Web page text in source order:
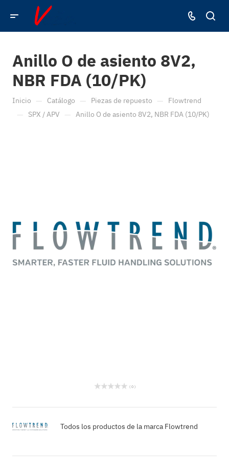
Anillo O de asiento 8V2,
NBR FDA (10/PK)
Inicio — Catálogo — Piezas de repuesto — Flowtrend
— SPX / APV — Anillo O de asiento 8V2, NBR FDA (10/PK)
( 0 )
Todos los productos de la marca Flowtrend